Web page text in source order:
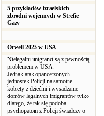
5 przykładów izraelskich
zbrodni wojennych w Strefie
Gazy
Orwell 2025 w USA
Nielegalni imigranci są z pewnością
problemem w USA.
Jednak atak opancerzonych
jednostek Policji na samotne
kobiety z dziećmi i wysadzanie
domów legalnych imigrantów tylko
dlatego, że tak się podoba
psychopatom z Policji świadczy o